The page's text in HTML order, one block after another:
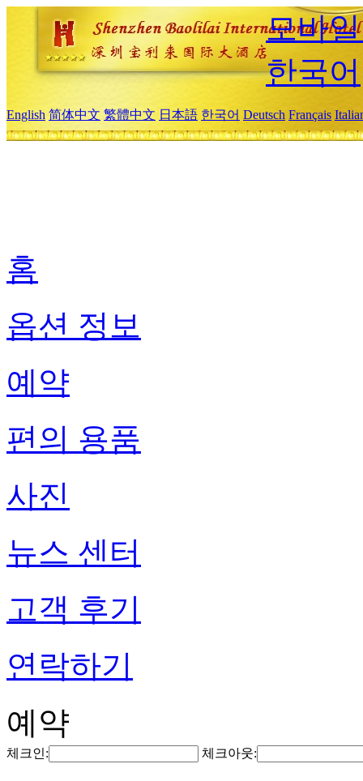
모바
한국어
English 简体中文 繁體中文 日本語 한국어 Deutsch Français
홈
옵션 정보
예약
편의 용품
사진
뉴스 센터
고객 후기
연락하기
예약
체크인: 체크아웃: